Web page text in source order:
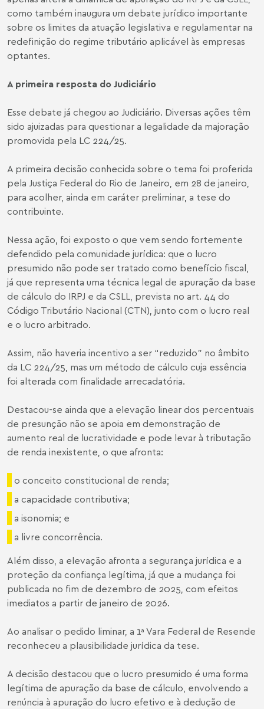
como também inaugura um debate jurídico importante
sobre os limites da atuação legislativa e regulamentar na
redefinição do regime tributário aplicável às empresas
optantes.
A primeira resposta do Judiciário
Esse debate já chegou ao Judiciário. Diversas ações têm
sido ajuizadas para questionar a legalidade da majoração
promovida pela LC 224/25.
A primeira decisão conhecida sobre o tema foi proferida
pela Justiça Federal do Rio de Janeiro, em 28 de janeiro,
para acolher, ainda em caráter preliminar, a tese do
contribuinte.
Nessa ação, foi exposto o que vem sendo fortemente
defendido pela comunidade jurídica: que o lucro
presumido não pode ser tratado como benefício fiscal,
já que representa uma técnica legal de apuração da base
de cálculo do IRPJ e da CSLL, prevista no art. 44 do
Código Tributário Nacional (CTN), junto com o lucro real
e o lucro arbitrado.
Assim, não haveria incentivo a ser “reduzido” no âmbito
da LC 224/25, mas um método de cálculo cuja essência
foi alterada com finalidade arrecadatória.
Destacou-se ainda que a elevação linear dos percentuais
de presunção não se apoia em demonstração de
aumento real de lucratividade e pode levar à tributação
de renda inexistente, o que afronta:
o conceito constitucional de renda;
a capacidade contributiva;
a isonomia; e
a livre concorrência.
Além disso, a elevação afronta a segurança jurídica e a
proteção da confiança legítima, já que a mudança foi
publicada no fim de dezembro de 2025, com efeitos
imediatos a partir de janeiro de 2026.
Ao analisar o pedido liminar, a 1ª Vara Federal de Resende
reconheceu a plausibilidade jurídica da tese.
A decisão destacou que o lucro presumido é uma forma
legítima de apuração da base de cálculo, envolvendo a
renúncia à apuração do lucro efetivo e à dedução de